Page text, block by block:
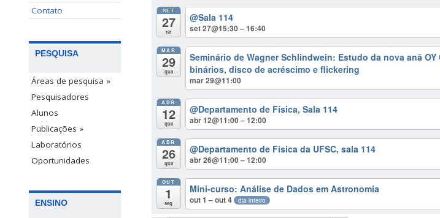
Contato
PESQUISA
Áreas de pesquisa »
Pesquisadores
Alunos
Publicações »
Laboratórios
Oportunidades
ENSINO
SET
27
ter
@Sala 114
set 27@15:30 – 16:40
MAR
29
qua
Seminário de Wagner Schlindwein: Estudo da nova anã
binários, disco de acréscimo e flickering
mar 29@11:00
ABR
12
qua
@Departamento de Física, Sala 114
abr 12@11:00 – 12:00
ABR
26
qua
@Departamento de Física da UFSC, sala 114
abr 26@11:00 – 12:00
OUT
1
seg
Mini-curso: Análise de Dados em Astronomia
out 1 – out 4 dia inteiro